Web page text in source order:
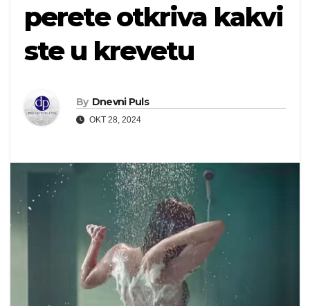
perete otkriva kakvi
ste u krevetu
By Dnevni Puls
OKT 28, 2024